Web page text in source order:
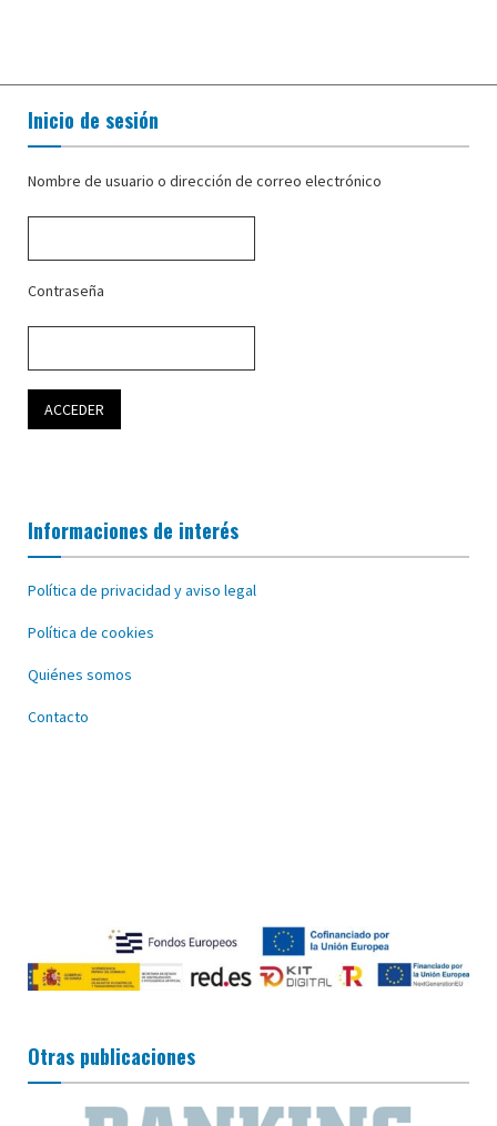
Inicio de sesión
Nombre de usuario o dirección de correo electrónico
Contraseña
Informaciones de interés
Política de privacidad y aviso legal
Política de cookies
Quiénes somos
Contacto
Otras publicaciones